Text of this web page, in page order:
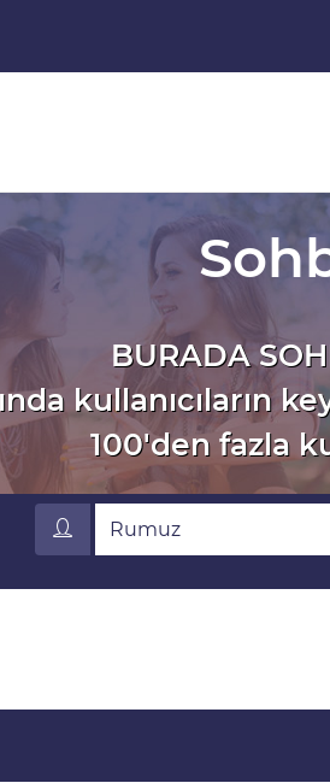
BURADA
kullanıcıların
100'den fazla
Rumuz